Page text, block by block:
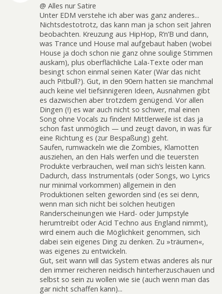
@ Alles nur Satire
Unter EDM verstehe ich aber was ganz anderes...
Nichtsdestotrotz, das kann man ja schon seit Jahren
beobachten. Kreuzung aus HipHop, R’n’B und dann,
was Trance und House mal aufgebaut haben (wobei
House ja doch schon nie ganz ohne soulige Stimmen
auskam), plus oberflächliche Lala-Texte oder man
besingt schon einmal seinen Kater (War das nicht
auch Pitbull?). Gut, in den 90ern hatten sie manchmal
auch keine viel tiefsinnigeren Ideen, Ausnahmen gibt
es dazwischen aber trotzdem genügend. Vor allen
Dingen (!) es war auch nicht so schwer, mal einen
Song ohne Vocals zu finden! Mittlerweile ist das ja
schon fast unmöglich — und zeugt davon, in was für
eine Richtung es (zur Bespaßung) geht.
Saufen, rumwackeln wie die Zombies, Klamotten
ausziehen, an den Hals werfen und die teuersten
Produkte verbrauchen, weil man sich’s leisten kann.
Dadurch, dass Instrumentals (oder Songs, wo Lyrics
nur minimal vorkommen) allgemein in den
Produktionen selten geworden sind (es sei denn,
wenn man sich nicht bei solchen heutigen
Randerscheinungen wie Hard- oder Jumpstyle
herumtreibt oder Acid Techno aus England nimmt),
wird einem auch die Möglichkeit genommen, sich
dabei sein eigenes Ding zu denken. Zu »träumen«,
was eigenes zu entwickeln.
Gut, seit wann will das System etwas anderes als nur
den immer reicheren neidisch hinterherzuschauen und
selbst so sein zu wollen wie sie (auch wenn man das
gar nicht schaffen kann)...